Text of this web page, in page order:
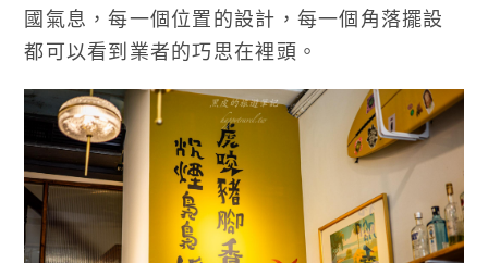
國氣息，每一個位置的設計，每一個角落擺設
都可以看到業者的巧思在裡頭。